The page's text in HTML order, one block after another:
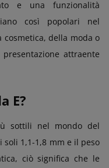
e una funzionalità
così popolari nel
della moda o
attraente
E?
sottili nel mondo del
soli 1,1-1,8 mm e il peso
ciò significa che le